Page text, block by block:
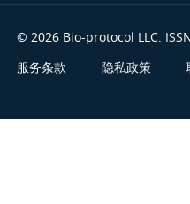
© 2026 Bio-protocol LLC.
服务条款
隐私政策